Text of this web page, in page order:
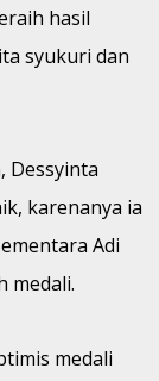
hasil
syukuri dan
Dessyinta
karenanya ia
Adi
medali.
medali